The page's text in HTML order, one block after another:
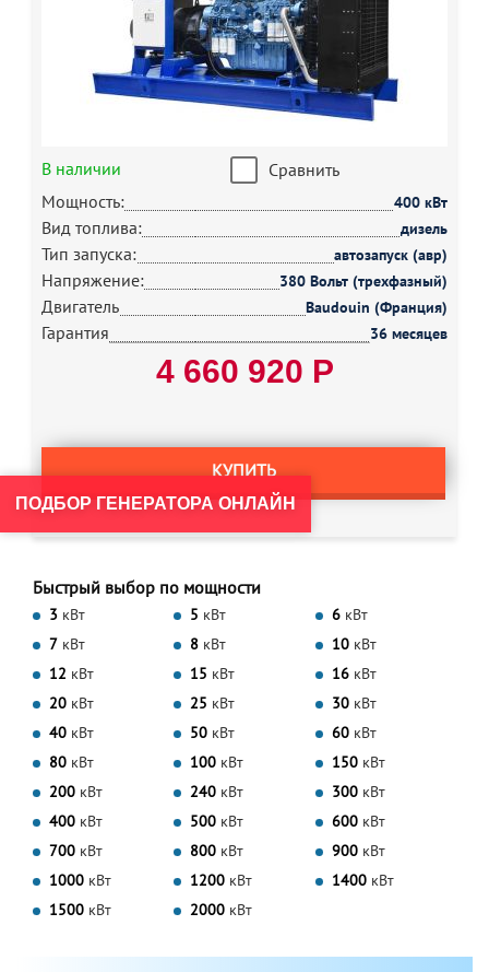
В наличии
Сравнить
Мощность:
400 кВт
Вид топлива: дизель
Тип запуска: автозапуск (авр)
Напряжение: 380 Вольт (трехфазный)
Двигатель Baudouin (Франция)
Гарантия 36 месяцев
4 660 920 Р
КУПИТЬ
Быстрый выбор по мощности
3 кВт 5 кВт 6 кВт
7 кВт 8 кВт 10 кВт
12 кВт 15 кВт 16 кВт
20 кВт 25 кВт 30 кВт
40 кВт 50 кВт 60 кВт
80 кВт 100 кВт 150 кВт
200 кВт 240 кВт 300 кВт
400 кВт 500 кВт 600 кВт
700 кВт 800 кВт 900 кВт
1000 кВт 1200 кВт 1400 кВт
1500 кВт 2000 кВт
ПОДБОР ГЕНЕРАТОРА ОНЛАЙН